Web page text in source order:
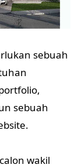
sebuah
sebuah
wakil